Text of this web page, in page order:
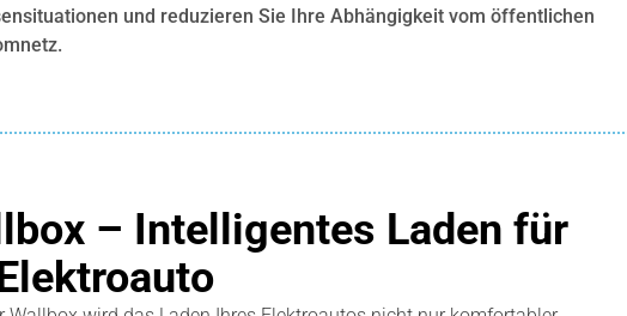
und reduzieren Sie Ihre Abhängigkeit vom öffentlichen
– Intelligentes Laden für